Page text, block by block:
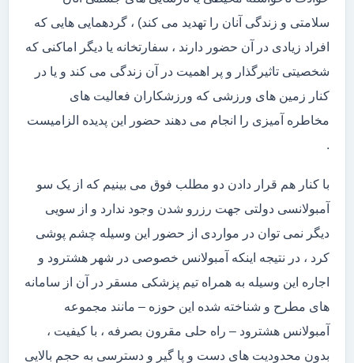
سلامتی و زندگی آنان را تهدید می کند) ، گردهمایی هایی که
افراد زیادی در آن حضور دارند ، سفارتخانه یا دیگر اماکنی که
شخصیتی تاثیرگذار و پر اهمیت در آن زندگی می کند و یا در
کنار زمین های ورزشی که ورزشکاران فعالیت های
مخاطره آمیزی را انجام می دهند حضور این پدیده الزامیست
.
با کنار هم قرار دادن دو مطلب فوق می بینیم که از یک سو
آمبولانسی دولتی جهت رزرو شدن وجود ندارد و از سویی
دیگر نمی توان در مواردی از حضور این وسیله چشم پوشی
کرد ، در نتیجه اینکه آمبولانس خصوصی در شهر هشترود و
اجاره این وسیله به همراه تیم پزشکی مسقر در آن از سامانه
های مطرح و شناخته شده این حوزه – مانند مجموعه
آمبولانس هشترود – راه حلی مقرون بصرفه ، با کیفیت ،
بدون محدودیت های دست و پا گیر و دسترسی به حجم بالایی